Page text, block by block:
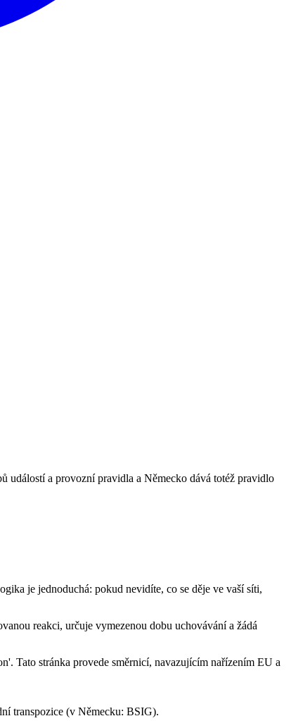
událostí a provozní pravidla a Německo dává totéž pravidlo
je jednoduchá: pokud nevidíte, co se děje ve vaší síti,
reakci, určuje vymezenou dobu uchovávání a žádá
Tato stránka provede směrnicí, navazujícím nařízením EU a
transpozice (v Německu: BSIG).